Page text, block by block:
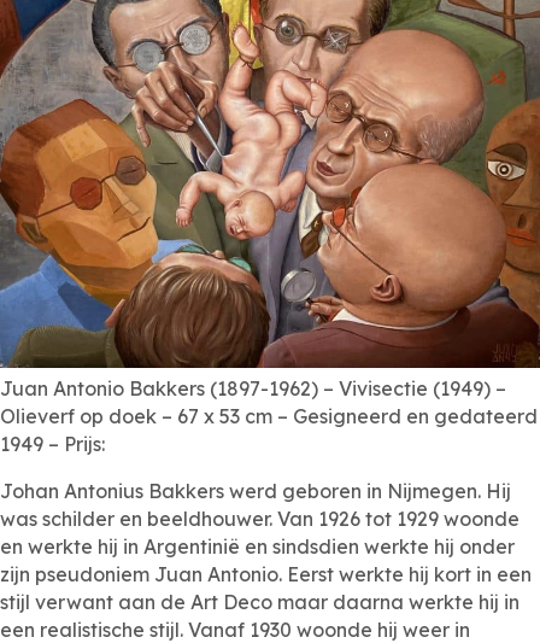
Juan Antonio Bakkers (1897-1962) – Vivisectie (1949) –
Olieverf op doek – 67 x 53 cm – Gesigneerd en gedateerd
1949 – Prijs:
Johan Antonius Bakkers werd geboren in Nijmegen. Hij
was schilder en beeldhouwer. Van 1926 tot 1929 woonde
en werkte hij in Argentinië en sindsdien werkte hij onder
zijn pseudoniem Juan Antonio. Eerst werkte hij kort in een
stijl verwant aan de Art Deco maar daarna werkte hij in
een realistische stijl. Vanaf 1930 woonde hij weer in